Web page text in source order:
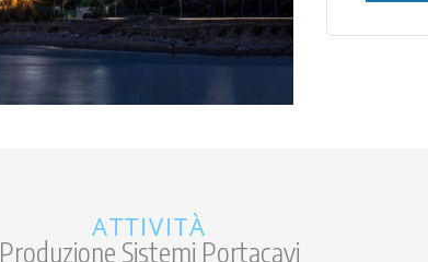
ATTIVITÀ
Produzione Sistemi Portacavi